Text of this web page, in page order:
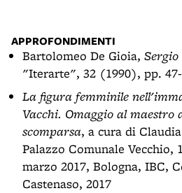
APPROFONDIMENTI
Bartolomeo De Gioia,
"Iterarte", 32 (1990), pp.
La figura femminile
Vacchi. Omaggio al maestro
scomparsa, a cura di
Palazzo Comunale Vecchio,
marzo 2017, Bologna, IBC,
Castenaso, 2017